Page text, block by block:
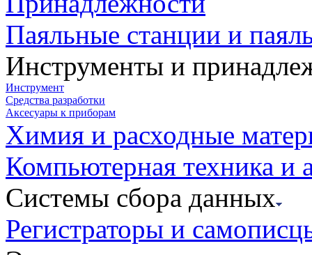
Паяльные станции и
Инструменты и
Инструмент
Средства разработки
Аксесуары к приборам
Химия и расходные
Компьютерная техника и
Системы сбора данных
Регистраторы и